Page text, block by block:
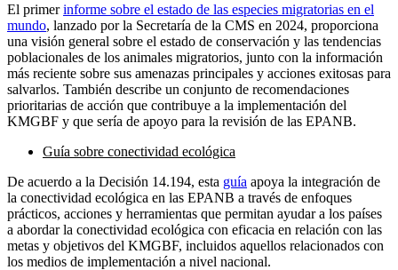
El primerinforme sobre el estado de las especies migratorias en el
mundo, lanzado por la Secretaría de la CMS en 2024, proporciona
una visión general sobre el estado de conservación y las tendencias
poblacionales de los animales migratorios, junto con la información
más reciente sobre sus amenazas principales y acciones exitosas para
salvarlos. También describe un conjunto de recomendaciones
prioritarias de acción que contribuye a la implementación del
KMGBF y que sería de apoyo para la revisión de las EPANB.
Guía sobre conectividad ecológica
De acuerdo a la Decisión 14.194, esta guía apoya la integración de
la conectividad ecológica en las EPANB a través de enfoques
prácticos, acciones y herramientas que permitan ayudar a los países
a abordar la conectividad ecológica con eficacia en relación con las
metas y objetivos del KMGBF, incluidos aquellos relacionados con
los medios de implementación a nivel nacional.